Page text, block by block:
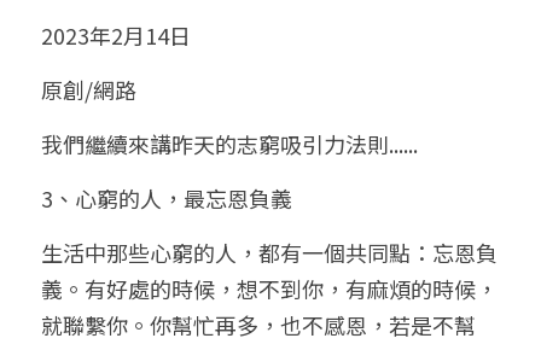
心靈成長
人氣最高
站長精選
臉書生活
好書推廌
團隊訓練營
八字視頻
陽宅視頻
線上直播
自我挑戰
八字初階班1
八字初階班2
八字進階班
八字中階班
八字高階班
五人實戰班
命理商城
八字完整班
《十神高階實戰錄》完整典藏版
科學八字推理PDF
八字批命
小兒命名
我的著作
科學八字推理1
科學八字推理2
科學八字推理3
科學八字輕鬆學
與我預約
批命預約
上課預約
常見問題
登錄/註冊
搜索
繁體中文
2023年2月14日
原創/網路
我們繼續來講昨天的志窮吸引力法則......
3、心窮的人，最忘恩負義
生活中那些心窮的人，都有一個共同點：忘恩負
義。有好處的時候，想不到你，有麻煩的時候，
就聯繫你。你幫忙再多，也不感恩，若是不幫